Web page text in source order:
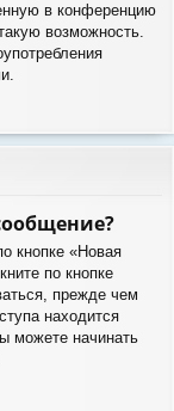
в конференцию
возможность.
кнопке «Новая
по кнопке
прежде чем
находится
можете начинать